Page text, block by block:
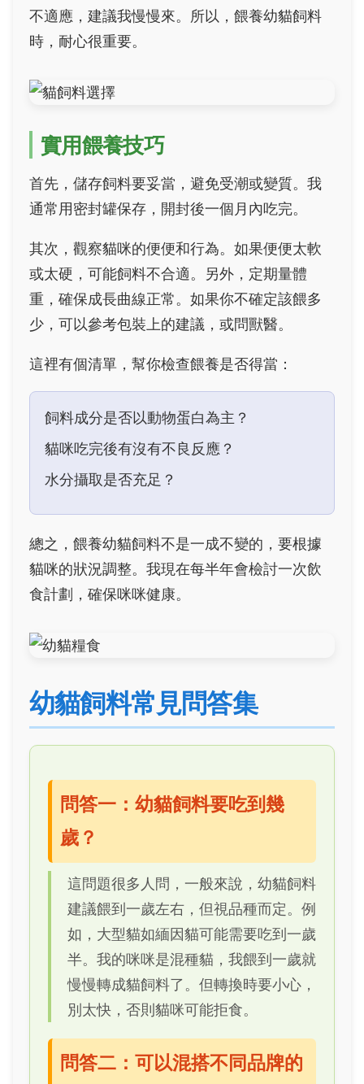
不適應，建議我慢慢來。所以，餵養幼貓飼料
時，耐心很重要。
實用餵養技巧
首先，儲存飼料要妥當，避免受潮或變質。我
通常用密封罐保存，開封後一個月內吃完。
其次，觀察貓咪的便便和行為。如果便便太軟
或太硬，可能飼料不合適。另外，定期量體
重，確保成長曲線正常。如果你不確定該餵多
少，可以參考包裝上的建議，或問獸醫。
這裡有個清單，幫你檢查餵養是否得當：
飼料成分是否以動物蛋白為主？
貓咪吃完後有沒有不良反應？
水分攝取是否充足？
總之，餵養幼貓飼料不是一成不變的，要根據
貓咪的狀況調整。我現在每半年會檢討一次飲
食計劃，確保咪咪健康。
幼貓飼料常見問答集
問答一：幼貓飼料要吃到幾
歲？
這問題很多人問，一般來說，幼貓飼料
建議餵到一歲左右，但視品種而定。例
如，大型貓如緬因貓可能需要吃到一歲
半。我的咪咪是混種貓，我餵到一歲就
慢慢轉成貓飼料了。但轉換時要小心，
別太快，否則貓咪可能拒食。
問答二：可以混搭不同品牌的